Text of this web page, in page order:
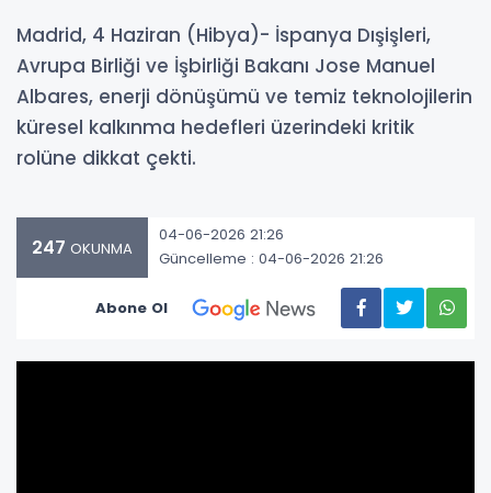
Madrid, 4 Haziran (Hibya)- İspanya Dışişleri,
Avrupa Birliği ve İşbirliği Bakanı Jose Manuel
Albares, enerji dönüşümü ve temiz teknolojilerin
küresel kalkınma hedefleri üzerindeki kritik
rolüne dikkat çekti.
247 OKUNMA
04-06-2026 21:26
Güncelleme : 04-06-2026 21:26
Abone Ol